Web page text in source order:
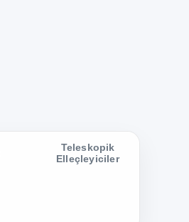
Teleskopik
Elleçleyiciler